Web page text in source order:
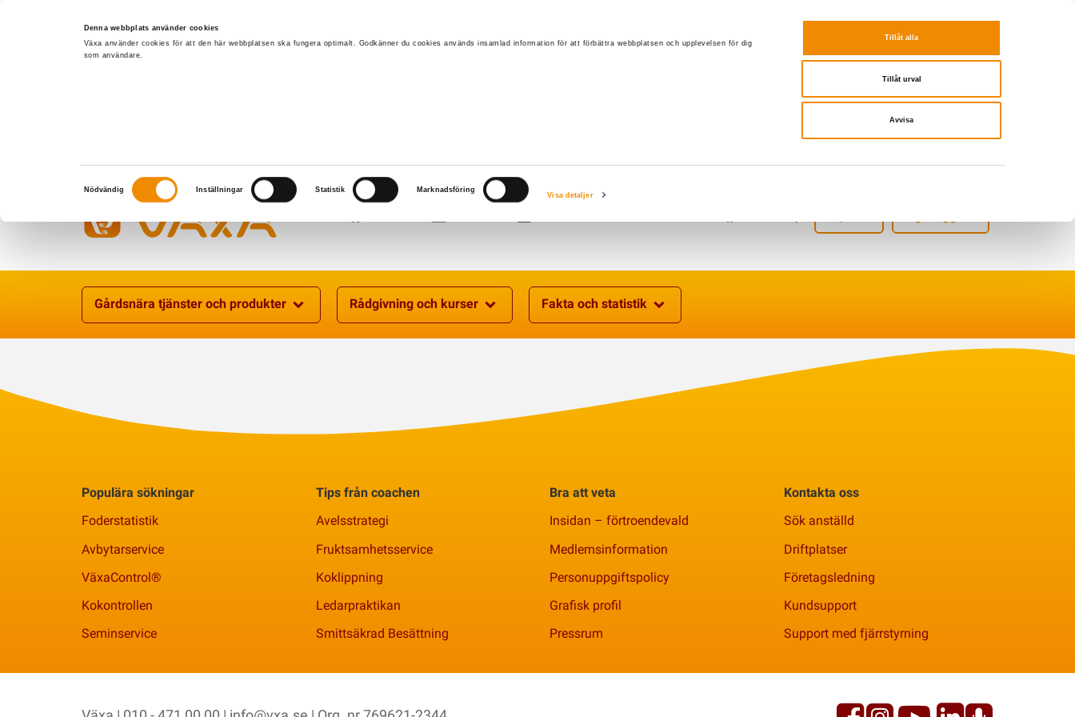
Denna webbplats använder cookies
Växa använder cookies för att den här webbplatsen ska fungera optimalt. Godkänner du cookies används insamlad information för att förbättra webbplatsen och upplevelsen för dig
som användare.
Nödvändig
Inställningar Statistik Marknadsföring
Visa detaljer
Tillåt alla
Tillåt urval
Avvisa
Gårdsnära tjänster och produkter
Rådgivning och kurser Fakta och statistik
Populära sökningar
Foderstatistik
Avbytarservice
VäxaControl®
Kokontrollen
Seminservice
Tips från coachen
Avelsstrategi
Fruktsamhetsservice
Koklippning
Ledarpraktikan
Smittsäkrad Besättning
Bra att veta
Insidan – förtroendevald
Medlemsinformation
Personuppgiftspolicy
Grafisk profil
Pressrum
Kontakta oss
Sök anställd
Driftplatser
Företagsledning
Kundsupport
Support med fjärrstyrning